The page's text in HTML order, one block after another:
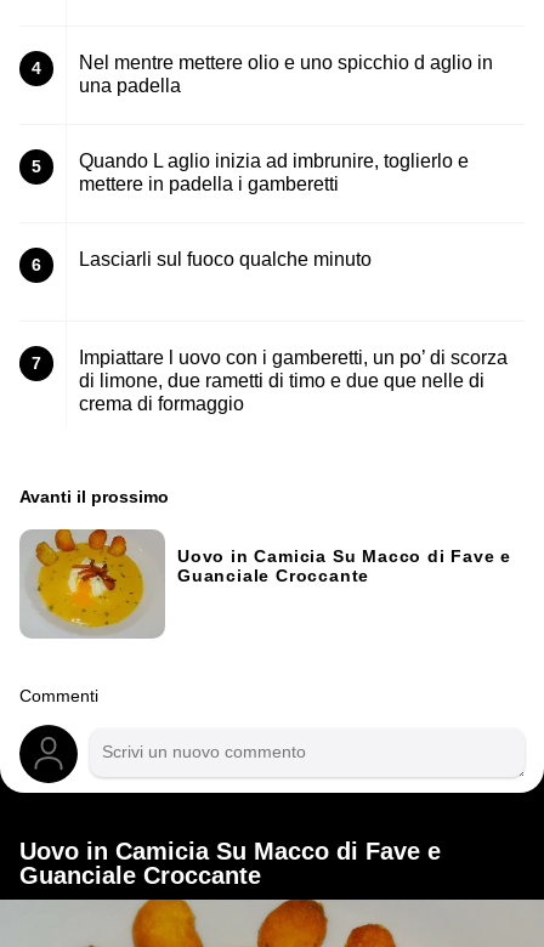
4
Nel mentre mettere olio e uno spicchio d aglio in
una padella
5
Quando L aglio inizia ad imbrunire, toglierlo e
mettere in padella i gamberetti
6 Lasciarli sul fuoco qualche minuto
7
Impiattare l uovo con i gamberetti, un po’ di scorza
di limone, due rametti di timo e due que nelle di
crema di formaggio
Avanti il ​​prossimo
Uovo in Camicia Su Macco di Fave e
Guanciale Croccante
Commenti
Uovo in Camicia Su Macco di Fave e
Guanciale Croccante